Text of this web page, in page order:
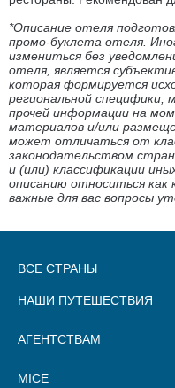
*Описание отеля
промо-буклета отеля.
измениться без
отеля, является
которая формируется
региональной специфики,
прочей информации на
материалов и/или
может отличаться от
законодательством
и (или) классификации
описанию относиться как
важные для вас вопросы
ВСЕ СТРАНЫ
НАШИ ПУТЕШЕСТВИЯ
АГЕНТСТВАМ
MICE